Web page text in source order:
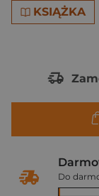
KSIĄŻKA
Do